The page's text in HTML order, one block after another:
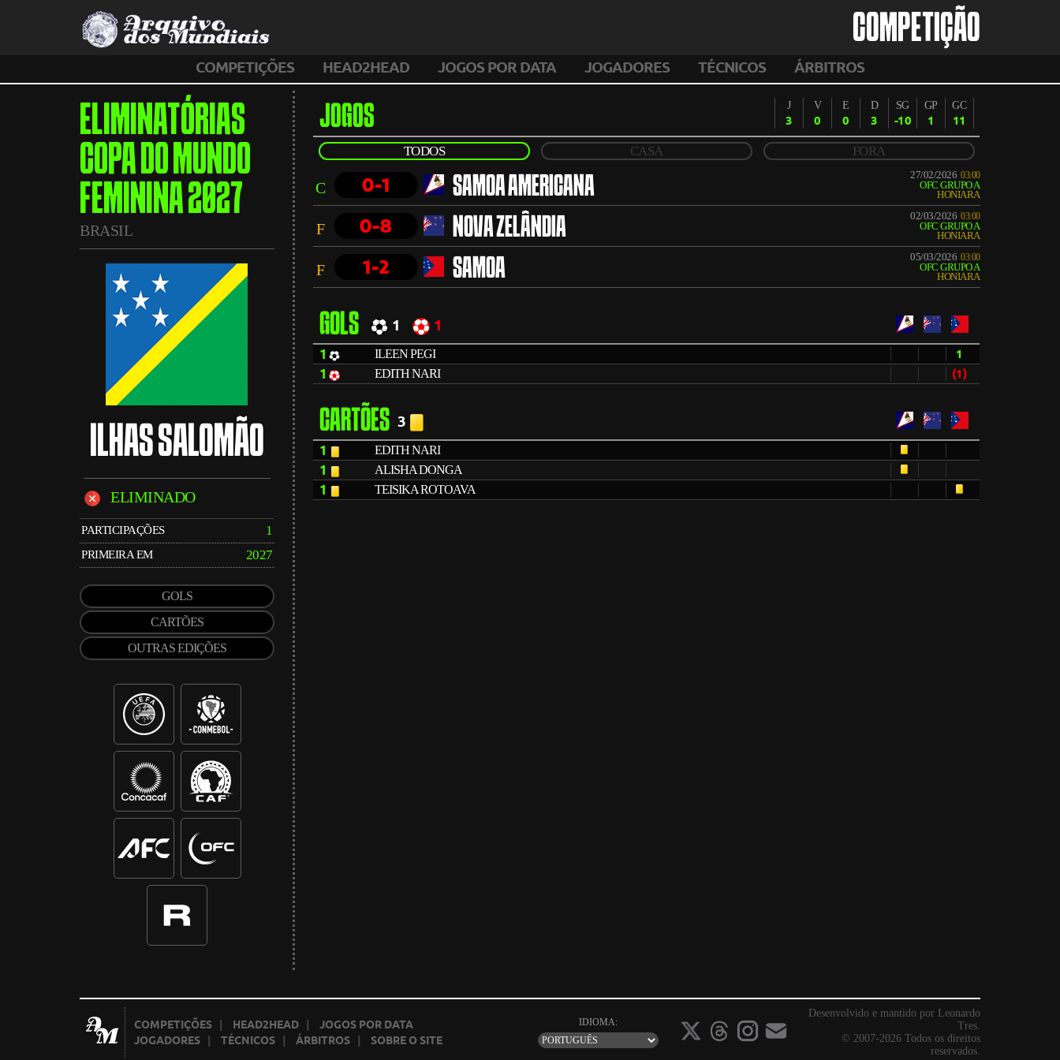
COMPETIÇÃO
COMPETIÇÕES HEAD2HEAD JOGOS POR DATA JOGADORES TÉCNICOS ÁRBITROS
ELIMINATÓRIAS
COPA DO MUNDO
FEMININA 2027
BRASIL
ILHAS SALOMÃO
ELIMINADO
PARTICIPAÇÕES 1
PRIMEIRA EM 2027
GOLS
CARTÕES
OUTRAS EDIÇÕES
JOGOS J
3
V
0
E
0
D
3
SG
-10
GP
1
GC
11
TODOS CASA FORA
C 0-1 SAMOA AMERICANA 27/02/202603:00
OFC GRUPO A
HONIARA
F 0-8 NOVA ZELÂNDIA 02/03/202603:00
OFC GRUPO A
HONIARA
F 1-2 SAMOA 05/03/202603:00
OFC GRUPO A
HONIARA
GOLS 1 1
1 ILEEN PEGI 1
1 EDITH NARI (1)
CARTÕES 3
1 EDITH NARI
1 ALISHA DONGA
1 TEISIKA ROTOAVA
COMPETIÇÕES HEAD2HEAD |JOGOS POR DATA
JOGADORES |TÉCNICOS |ÁRBITROS SOBRE O SITE
IDIOMA:
Desenvolvido e mantido por Leonardo
Tres.
© 2007-2026 Todos os direitos
reservados.